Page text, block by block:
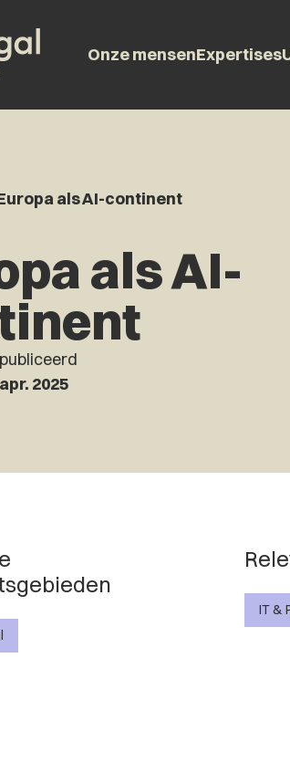
Onze mensenExpertises
als AI-continent
als AI-
2025
IT &